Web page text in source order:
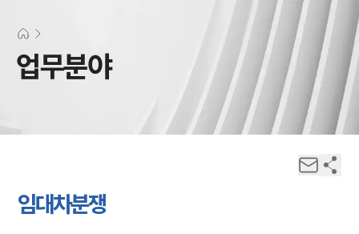
업무분야
임대차분쟁